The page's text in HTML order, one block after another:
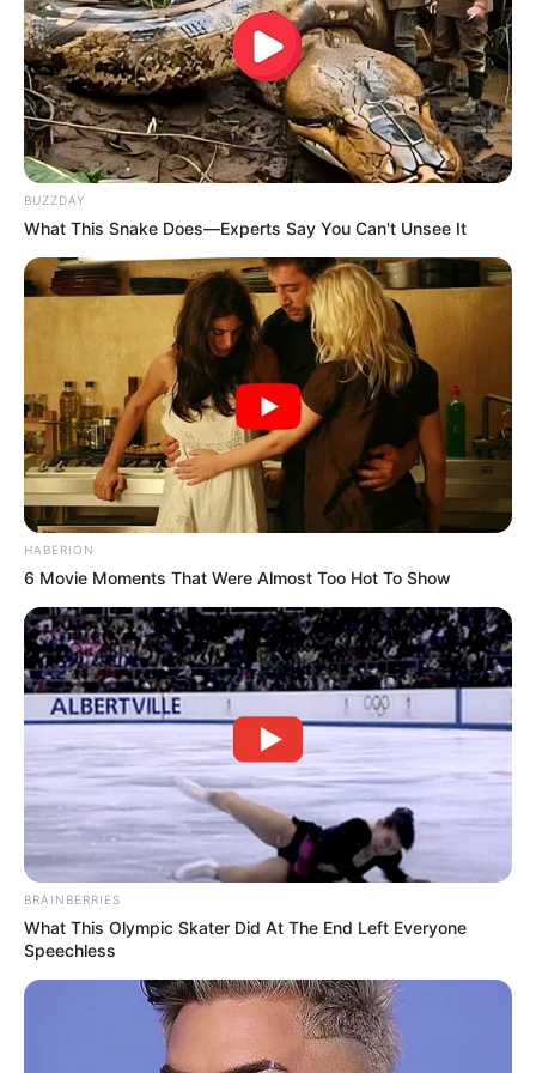
BUZZDAY
What This Snake Does—Experts Say You Can't Unsee It
HABERION
6 Movie Moments That Were Almost Too Hot To Show
BRAINBERRIES
What This Olympic Skater Did At The End Left Everyone
Speechless